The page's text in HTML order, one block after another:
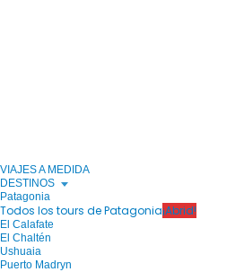
VIAJES A MEDIDA
DESTINOS
Patagonia
Todos los tours de Patagonia¡Abrid!
El Calafate
El Chaltén
Ushuaia
Puerto Madryn